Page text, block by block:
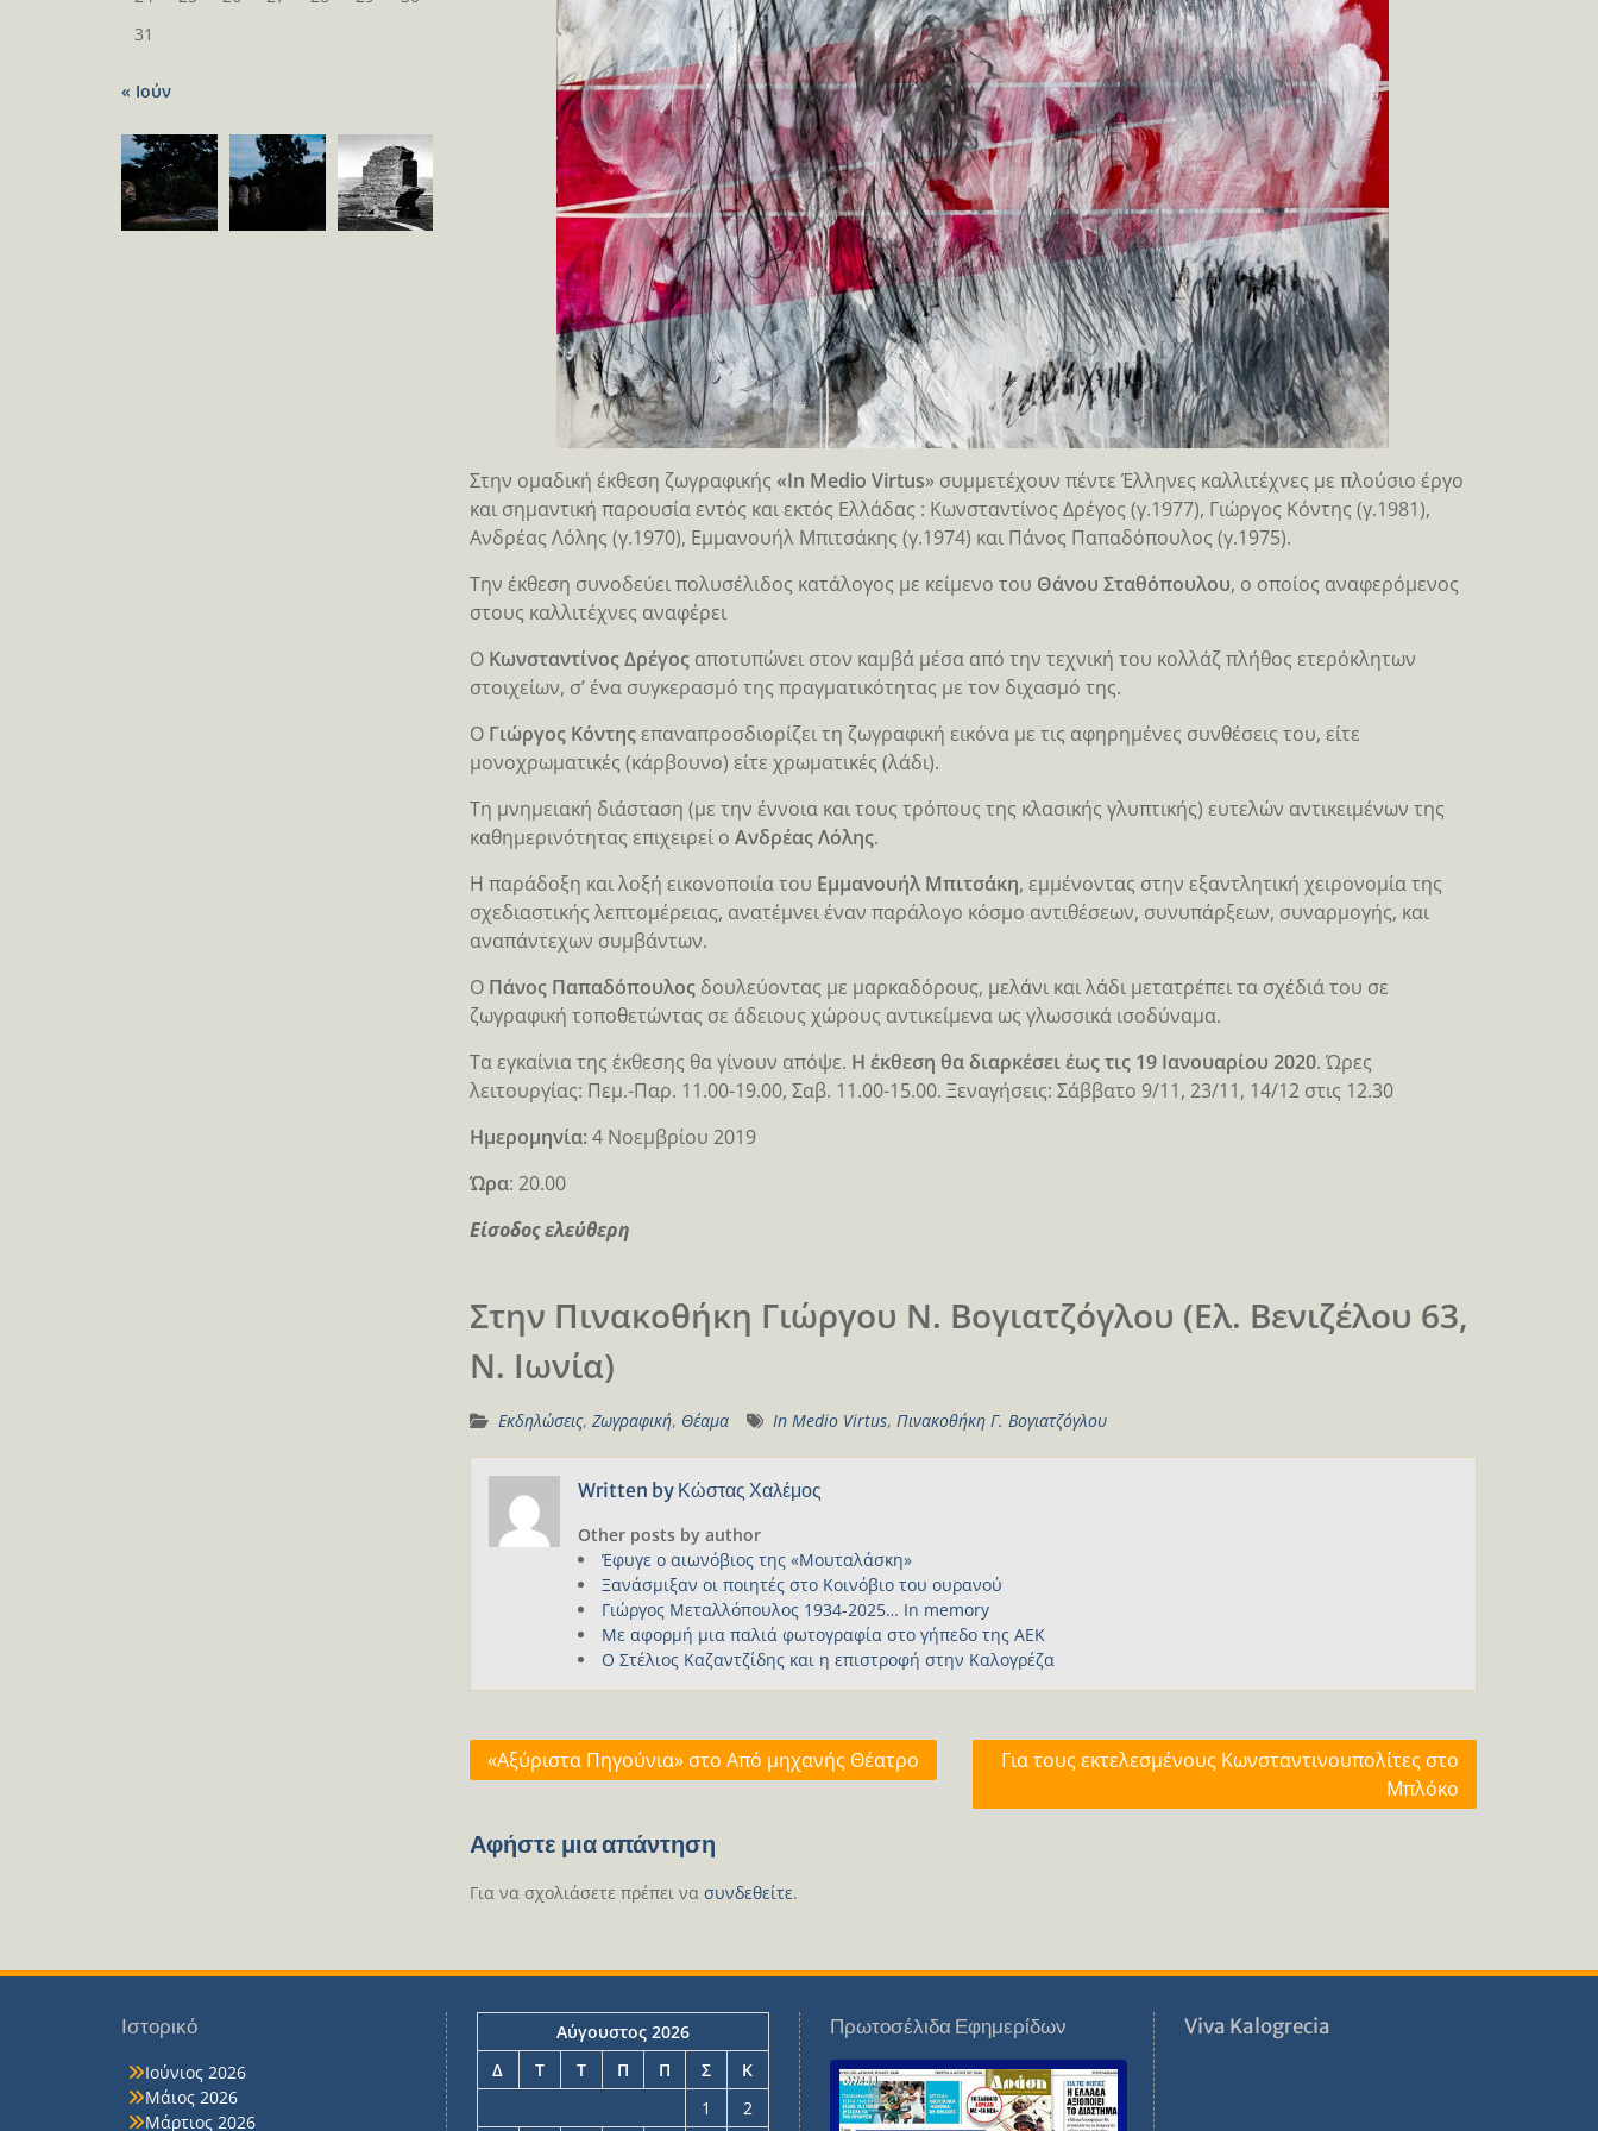
Στην ομαδική έκθεση ζωγραφικής «In Medio Virtus» συμμετέχουν πέντε Έλληνες καλλιτέχνες με πλούσιο έργο
και σημαντική παρουσία εντός και εκτός Ελλάδας : Κωνσταντίνος Δρέγος (γ.1977), Γιώργος Κόντης (γ.1981),
Ανδρέας Λόλης (γ.1970), Εμμανουήλ Μπιτσάκης (γ.1974) και Πάνος Παπαδόπουλος (γ.1975).
Την έκθεση συνοδεύει πολυσέλιδος κατάλογος με κείμενο του Θάνου Σταθόπουλου, ο οποίος αναφερόμενος
στους καλλιτέχνες αναφέρει
Ο Κωνσταντίνος Δρέγοςαποτυπώνει στον καμβά μέσα από την τεχνική του κολλάζ πλήθος ετερόκλητων
στοιχείων, σ’ ένα συγκερασμό της πραγματικότητας με τον διχασμό της.
Ο Γιώργος Κόντηςεπαναπροσδιορίζει τη ζωγραφική εικόνα με τις αφηρημένες συνθέσεις του, είτε
μονοχρωματικές (κάρβουνο) είτε χρωματικές (λάδι).
Τη μνημειακή διάσταση (με την έννοια και τους τρόπους της κλασικής γλυπτικής) ευτελών αντικειμένων της
καθημερινότητας επιχειρεί ο Ανδρέας Λόλης.
Η παράδοξη και λοξή εικονοποιία του Εμμανουήλ Μπιτσάκη, εμμένοντας στην εξαντλητική χειρονομία της
σχεδιαστικής λεπτομέρειας, ανατέμνει έναν παράλογο κόσμο αντιθέσεων, συνυπάρξεων, συναρμογής, και
αναπάντεχων συμβάντων.
Ο Πάνος Παπαδόπουλοςδουλεύοντας με μαρκαδόρους, μελάνι και λάδι μετατρέπει τα σχέδιά του σε
ζωγραφική τοποθετώντας σε άδειους χώρους αντικείμενα ως γλωσσικά ισοδύναμα.
Τα εγκαίνια της έκθεσης θα γίνουν απόψε. Η έκθεση θα διαρκέσει έως τις 19 Ιανουαρίου 2020. Ώρες
λειτουργίας: Πεμ.-Παρ. 11.00-19.00, Σαβ. 11.00-15.00. Ξεναγήσεις: Σάββατο 9/11, 23/11, 14/12 στις 12.30
Ημερομηνία:4 Νοεμβρίου 2019
Ώρα: 20.00
Είσοδος ελεύθερη
Στην Πινακοθήκη Γιώργου Ν. Βογιατζόγλου (Ελ. Βενιζέλου 63,
Ν. Ιωνία)
Εκδηλώσεις, Ζωγραφική, Θέαμα In Medio Virtus, Πινακοθήκη Γ. Βογιατζόγλου
Written by Κώστας Χαλέμος
Other posts by author
Έφυγε ο αιωνόβιος της «Μουταλάσκη»
Ξανάσμιξαν οι ποιητές στο Κοινόβιο του ουρανού
Γιώργος Μεταλλόπουλος 1934-2025… In memory
Με αφορμή μια παλιά φωτογραφία στο γήπεδο της ΑΕΚ
Ο Στέλιος Καζαντζίδης και η επιστροφή στην Καλογρέζα
Πλοήγηση
«Αξύριστα Πηγούνια» στο Από μηχανής Θέατρο
Για τους εκτελεσμένους Κωνσταντινουπολίτες στο
Μπλόκο
Αφήστε μια απάντηση
Για να σχολιάσετε πρέπει να συνδεθείτε.
31
« Ιούν
Ιστορικό
Ιούνιος 2026
Μάιος 2026
Μάρτιος 2026
Αύγουστος 2026
Δ
Τ Τ Π Π Σ
Κ
1
2
Πρωτοσέλιδα Εφημερίδων Viva Kalogrecia